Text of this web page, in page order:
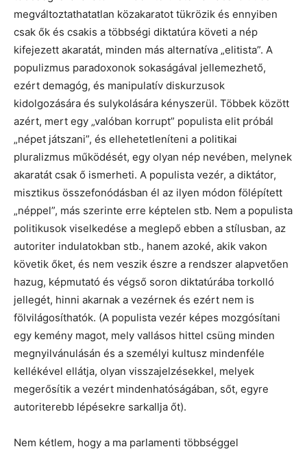
megváltoztathatatlan közakaratot tükrözik és ennyiben
csak ők és csakis a többségi diktatúra követi a nép
kifejezett akaratát, minden más alternatíva „elitista”. A
populizmus paradoxonok sokaságával jellemezhető,
ezért demagóg, és manipulatív diskurzusok
kidolgozására és sulykolására kényszerül. Többek között
azért, mert egy „valóban korrupt” populista elit próbál
„népet játszani”, és ellehetetleníteni a politikai
pluralizmus működését, egy olyan nép nevében, melynek
akaratát csak ő ismerheti. A populista vezér, a diktátor,
misztikus összefonódásban él az ilyen módon fölépített
„néppel”, más szerinte erre képtelen stb. Nem a populista
politikusok viselkedése a meglepő ebben a stílusban, az
autoriter indulatokban stb., hanem azoké, akik vakon
követik őket, és nem veszik észre a rendszer alapvetően
hazug, képmutató és végső soron diktatúrába torkolló
jellegét, hinni akarnak a vezérnek és ezért nem is
fölvilágosíthatók. (A populista vezér képes mozgósítani
egy kemény magot, mely vallásos hittel csüng minden
megnyilvánulásán és a személyi kultusz mindenféle
kellékével ellátja, olyan visszajelzésekkel, melyek
megerősítik a vezért mindenhatóságában, sőt, egyre
autoriterebb lépésekre sarkallja őt).
Nem kétlem, hogy a ma parlamenti többséggel